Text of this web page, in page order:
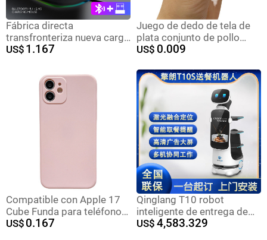
Fábrica directa
transfronteriza nueva carga
Bluetooth dual modo
computadora portátil de
oficina ratón silencioso
US$ 1.167
Juego de dedo de tela de
plata conjunto de pollo
caminando rey artefacto
ultra-Delgado élite Gloria
dedo conjunto
US$ 0.009
Compatible con Apple 17
Cube Funda para teléfono
con efecto de silicona
US$ 0.167
Qinglang T10 robot
inteligente de entrega de
alimentos restaurante
US$ 4,583.329